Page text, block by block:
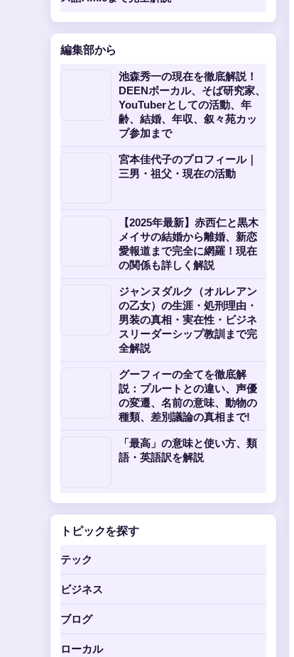
編集部から
池森秀一の現在を徹底解説！
DEENボーカル、そば研究家、
YouTuberとしての活動、年
齢、結婚、年収、叙々苑カッ
プ参加まで
宮本佳代子のプロフィール｜
三男・祖父・現在の活動
【2025年最新】赤西仁と黒木
メイサの結婚から離婚、新恋
愛報道まで完全に網羅！現在
の関係も詳しく解説
ジャンヌダルク（オルレアン
の乙女）の生涯・処刑理由・
男装の真相・実在性・ビジネ
スリーダーシップ教訓まで完
全解説
グーフィーの全てを徹底解
説：プルートとの違い、声優
の変遷、名前の意味、動物の
種類、差別議論の真相まで!
「最高」の意味と使い方、類
語・英語訳を解説
トピックを探す
テック
ビジネス
ブログ
ローカル